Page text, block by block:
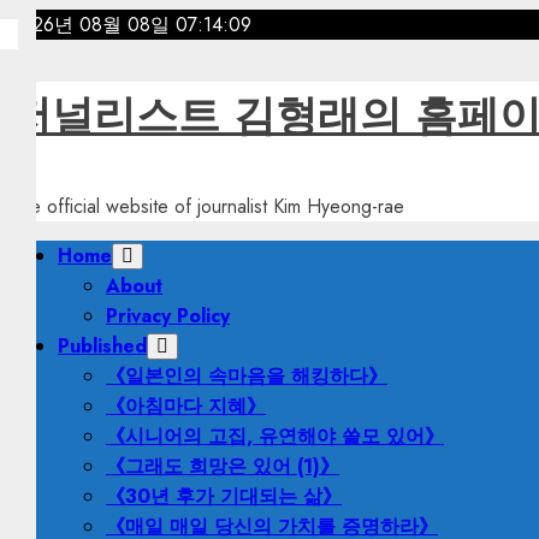
Skip
2026년 08월 08일 07:14:10
저널리스트 김형래의 홈페
The official website of journalist Kim Hyeong-rae
PrimaryHome
About
Privacy Policy
Published
《일본인의 속마음을 해킹하다》
《아침마다 지혜》
《시니어의 고집, 유연해야 쓸모 있어》
《그래도 희망은 있어 (1)》
《30년 후가 기대되는 삶》
《매일 매일 당신의 가치를 증명하라》